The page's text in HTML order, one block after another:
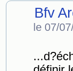
Bfv
le 07/